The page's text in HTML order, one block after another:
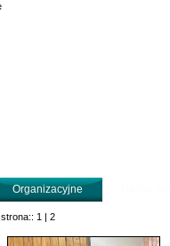
Organizacyjne
strona:: 1 | 2